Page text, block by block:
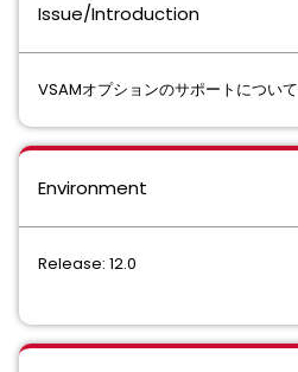
Issue/Introduction
VSAMオプションのサポートについて
Environment
Release: 12.0